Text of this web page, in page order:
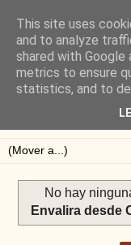
Blog de
Vicente
Blog sobre
No hay
Envalira desde
This site uses
and to analyze
shared with
metrics to ensure
statistics, and to